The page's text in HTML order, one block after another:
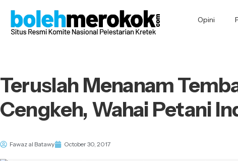
Opini
Teruslah Menanam
Cengkeh, Wahai Petani
Fawaz al Batawy October 30, 2017